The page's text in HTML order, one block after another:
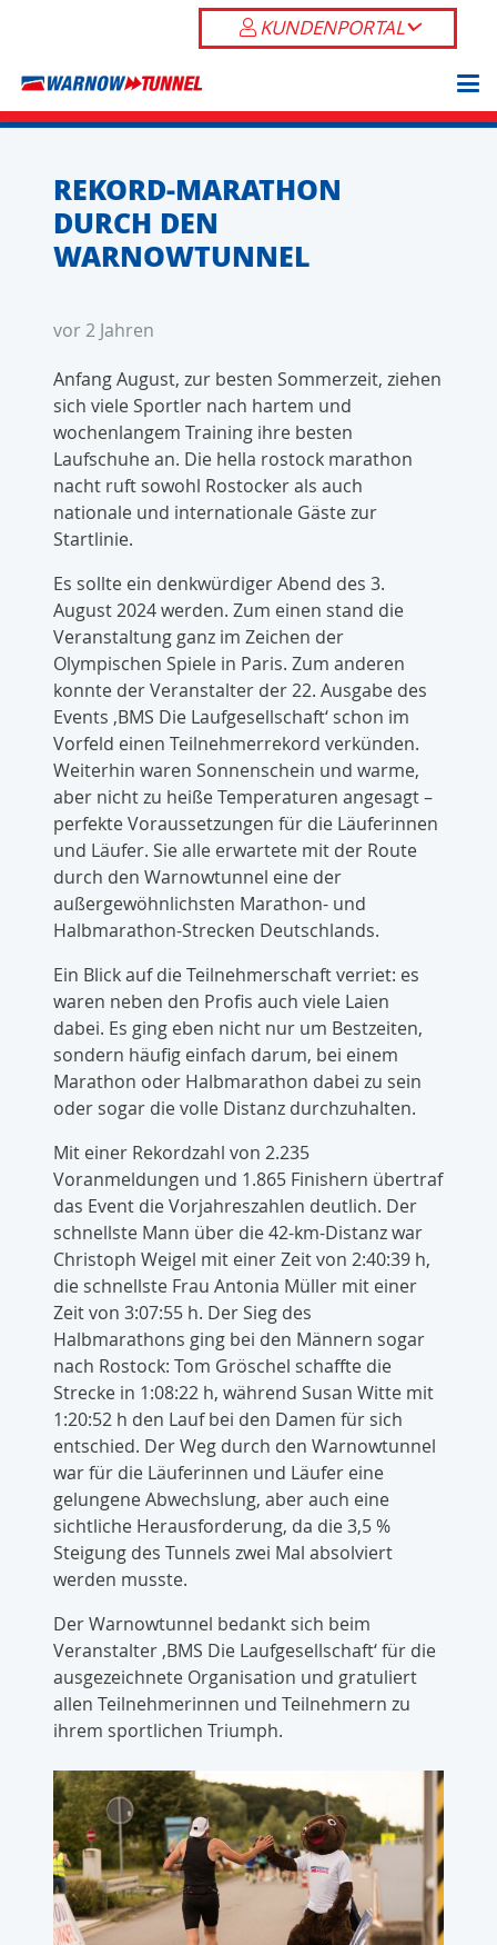
KUNDENPORTAL
REKORD-MARATHON
DURCH DEN
WARNOWTUNNEL
vor 2 Jahren
Anfang August, zur besten Sommerzeit, ziehen
sich viele Sportler nach hartem und
wochenlangem Training ihre besten
Laufschuhe an. Die hella rostock marathon
nacht ruft sowohl Rostocker als auch
nationale und internationale Gäste zur
Startlinie.
Es sollte ein denkwürdiger Abend des 3.
August 2024 werden. Zum einen stand die
Veranstaltung ganz im Zeichen der
Olympischen Spiele in Paris. Zum anderen
konnte der Veranstalter der 22. Ausgabe des
Events ‚BMS Die Laufgesellschaft‘ schon im
Vorfeld einen Teilnehmerrekord verkünden.
Weiterhin waren Sonnenschein und warme,
aber nicht zu heiße Temperaturen angesagt –
perfekte Voraussetzungen für die Läuferinnen
und Läufer. Sie alle erwartete mit der Route
durch den Warnowtunnel eine der
außergewöhnlichsten Marathon- und
Halbmarathon-Strecken Deutschlands.
Ein Blick auf die Teilnehmerschaft verriet: es
waren neben den Profis auch viele Laien
dabei. Es ging eben nicht nur um Bestzeiten,
sondern häufig einfach darum, bei einem
Marathon oder Halbmarathon dabei zu sein
oder sogar die volle Distanz durchzuhalten.
Mit einer Rekordzahl von 2.235
Voranmeldungen und 1.865 Finishern übertraf
das Event die Vorjahreszahlen deutlich. Der
schnellste Mann über die 42-km-Distanz war
Christoph Weigel mit einer Zeit von 2:40:39 h,
die schnellste Frau Antonia Müller mit einer
Zeit von 3:07:55 h. Der Sieg des
Halbmarathons ging bei den Männern sogar
nach Rostock: Tom Gröschel schaffte die
Strecke in 1:08:22 h, während Susan Witte mit
1:20:52 h den Lauf bei den Damen für sich
entschied. Der Weg durch den Warnowtunnel
war für die Läuferinnen und Läufer eine
gelungene Abwechslung, aber auch eine
sichtliche Herausforderung, da die 3,5 %
Steigung des Tunnels zwei Mal absolviert
werden musste.
Der Warnowtunnel bedankt sich beim
Veranstalter ‚BMS Die Laufgesellschaft‘ für die
ausgezeichnete Organisation und gratuliert
allen Teilnehmerinnen und Teilnehmern zu
ihrem sportlichen Triumph.